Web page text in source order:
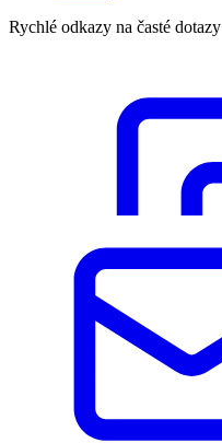
Rychlé odkazy na časté dotazy